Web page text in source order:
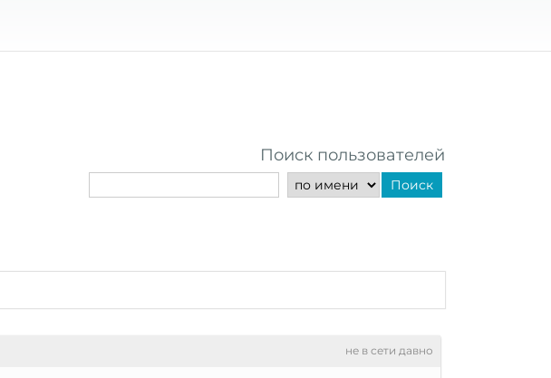
Поиск пользователей
Поиск
не в сети давно